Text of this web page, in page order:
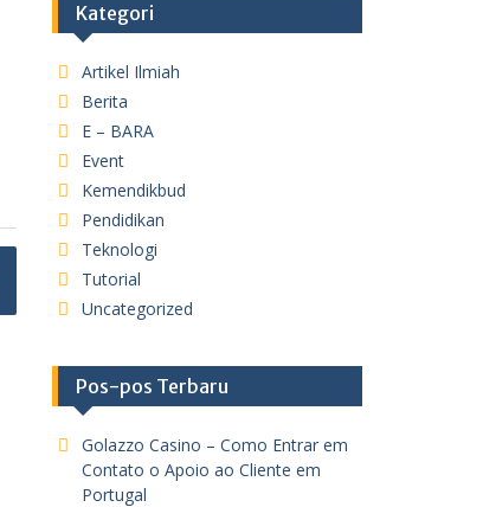
Kategori
Artikel Ilmiah
Berita
E – BARA
Event
Kemendikbud
Pendidikan
Teknologi
Tutorial
Uncategorized
Pos-pos Terbaru
Golazzo Casino – Como Entrar em
Contato o Apoio ao Cliente em
Portugal